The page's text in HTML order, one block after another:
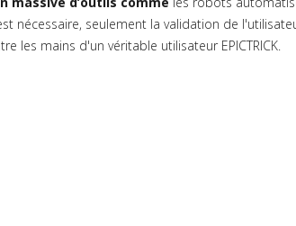
nécessaire, seulement la validation de
les mains d'un véritable utilisateur EPICTRICK.